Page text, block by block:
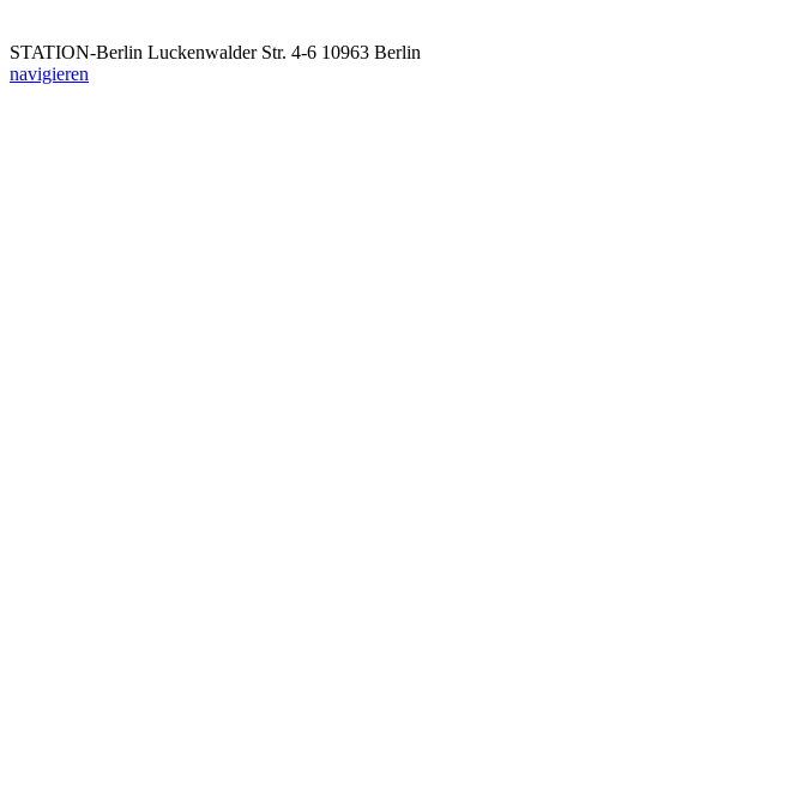
STATION-Berlin Luckenwalder Str. 4-6 10963 Berlin
navigieren